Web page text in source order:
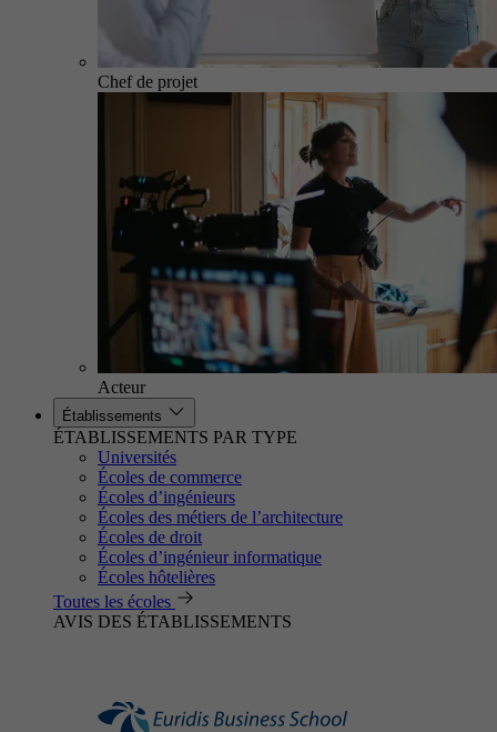
Chef de projet
Acteur
Établissements
ÉTABLISSEMENTS PAR TYPE
Universités
Écoles de commerce
Écoles d’ingénieurs
Écoles des métiers de l’architecture
Écoles de droit
Écoles d’ingénieur informatique
Écoles hôtelières
Toutes les écoles
AVIS DES ÉTABLISSEMENTS